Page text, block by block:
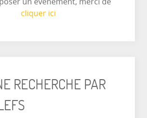
cliquer ici
RECHERCHE PAR